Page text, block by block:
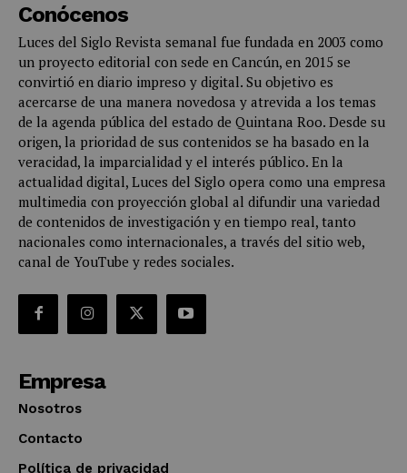
Conócenos
Luces del Siglo Revista semanal fue fundada en 2003 como
un proyecto editorial con sede en Cancún, en 2015 se
convirtió en diario impreso y digital. Su objetivo es
acercarse de una manera novedosa y atrevida a los temas
de la agenda pública del estado de Quintana Roo. Desde su
origen, la prioridad de sus contenidos se ha basado en la
veracidad, la imparcialidad y el interés público. En la
actualidad digital, Luces del Siglo opera como una empresa
multimedia con proyección global al difundir una variedad
de contenidos de investigación y en tiempo real, tanto
nacionales como internacionales, a través del sitio web,
canal de YouTube y redes sociales.
Empresa
Nosotros
Contacto
Política de privacidad